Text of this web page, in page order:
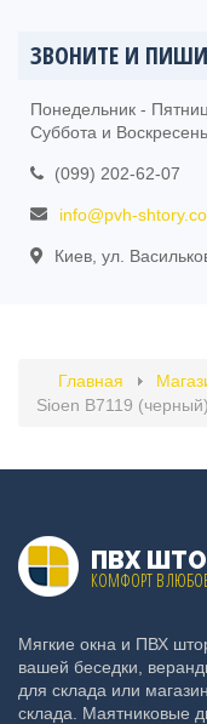
ЗВОНИТЕ И
Понедельник -
Суббота и
(099) 202-62-07
info@pvh-
Киев, ул.
Главная
Sioen B7119 (черный)
ПВХ
КОМФОРТ В
Мягкие окна и ПВХ
вашей беседки,
для склада или
склада. Маятниковые